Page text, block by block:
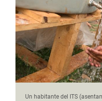
Un habitante del ITS